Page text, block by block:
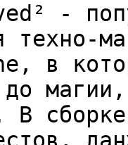
-
техно-
в
до
В